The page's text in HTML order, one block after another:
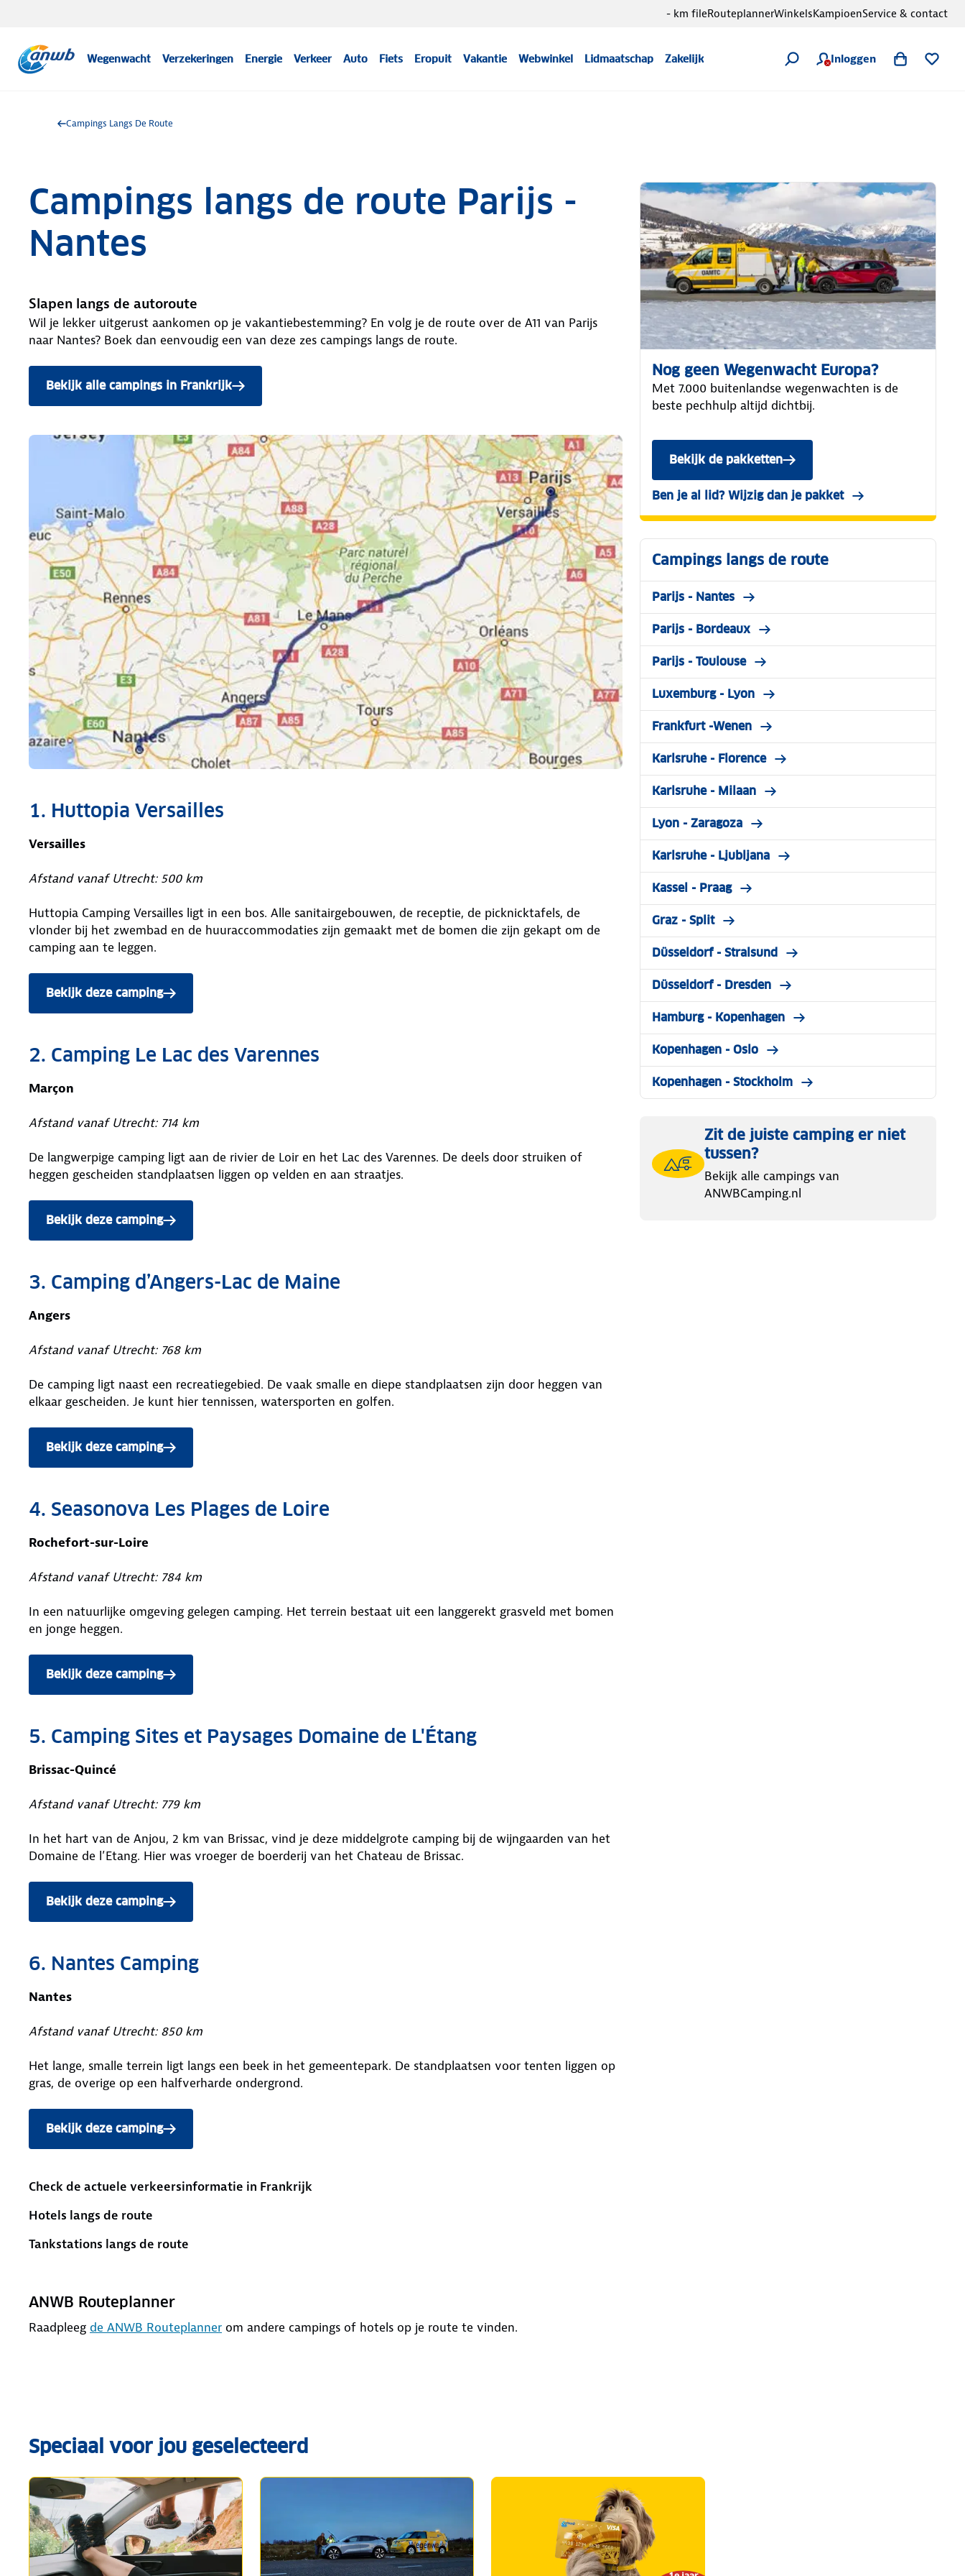
Wegenwacht Verzekeringen Energie Verkeer Auto Fiets Eropuit Vakantie Webwinkel Lidmaatschap Zakelijk Inloggen
- km fileRouteplannerWinkelsKampioenService & contact
Campings Langs De Route
Campings langs de route Parijs -
Nantes
Slapen langs de autoroute
Wil je lekker uitgerust aankomen op je vakantiebestemming? En volg je de route over de A11 van Parijs
naar Nantes? Boek dan eenvoudig een van deze zes campings langs de route.
Bekijk alle campings in Frankrijk
1. Huttopia Versailles
Versailles
Afstand vanaf Utrecht: 500 km
Huttopia Camping Versailles ligt in een bos. Alle sanitairgebouwen, de receptie, de picknicktafels, de
vlonder bij het zwembad en de huuraccommodaties zijn gemaakt met de bomen die zijn gekapt om de
camping aan te leggen.
Bekijk deze camping
2. Camping Le Lac des Varennes
Marçon
Afstand vanaf Utrecht: 714 km
De langwerpige camping ligt aan de rivier de Loir en het Lac des Varennes. De deels door struiken of
heggen gescheiden standplaatsen liggen op velden en aan straatjes.
Bekijk deze camping
3. Camping d’Angers-Lac de Maine
Angers
Afstand vanaf Utrecht: 768 km
De camping ligt naast een recreatiegebied. De vaak smalle en diepe standplaatsen zijn door heggen van
elkaar gescheiden. Je kunt hier tennissen, watersporten en golfen.
Bekijk deze camping
4. Seasonova Les Plages de Loire
Rochefort-sur-Loire
Afstand vanaf Utrecht: 784 km
In een natuurlijke omgeving gelegen camping. Het terrein bestaat uit een langgerekt grasveld met bomen
en jonge heggen.
Bekijk deze camping
5. Camping Sites et Paysages Domaine de L'Étang
Brissac-Quincé
Afstand vanaf Utrecht: 779 km
In het hart van de Anjou, 2 km van Brissac, vind je deze middelgrote camping bij de wijngaarden van het
Domaine de l’Etang. Hier was vroeger de boerderij van het Chateau de Brissac.
Bekijk deze camping
6. Nantes Camping
Nantes
Afstand vanaf Utrecht: 850 km
Het lange, smalle terrein ligt langs een beek in het gemeentepark. De standplaatsen voor tenten liggen op
gras, de overige op een halfverharde ondergrond.
Bekijk deze camping
Check de actuele verkeersinformatie in Frankrijk
Hotels langs de route
Tankstations langs de route
ANWB Routeplanner
Raadpleeg de ANWB Routeplanner om andere campings of hotels op je route te vinden.
Nog geen Wegenwacht Europa?
Met 7.000 buitenlandse wegenwachten is de
beste pechhulp altijd dichtbij.
Bekijk de pakketten
Ben je al lid? Wijzig dan je pakket
Campings langs de route
Parijs - Nantes
Parijs - Bordeaux
Parijs - Toulouse
Luxemburg - Lyon
Frankfurt -Wenen
Karlsruhe - Florence
Karlsruhe - Milaan
Lyon - Zaragoza
Karlsruhe - Ljubljana
Kassel - Praag
Graz - Split
Düsseldorf - Stralsund
Düsseldorf - Dresden
Hamburg - Kopenhagen
Kopenhagen - Oslo
Kopenhagen - Stockholm
Zit de juiste camping er niet
tussen?
Bekijk alle campings van
ANWBCamping.nl
Speciaal voor jou geselecteerd